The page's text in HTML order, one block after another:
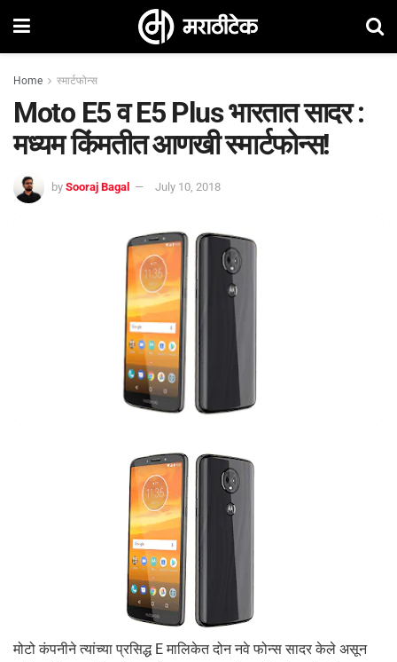
Home स्मार्टफोन्स
Moto E5 व E5 Plus भारतात सादर :
मध्यम किंमतीत आणखी स्मार्टफोन्स!
by Sooraj Bagal July 10, 2018
मोटो कंपनीने त्यांच्या प्रसिद्ध E मालिकेत दोन नवे फोन्स सादर केले असून